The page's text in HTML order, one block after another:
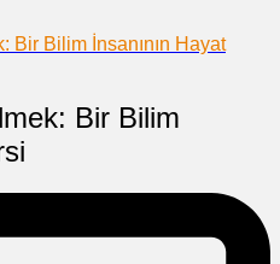
Bir Bilim İnsanının Hayat
Bir Bilim